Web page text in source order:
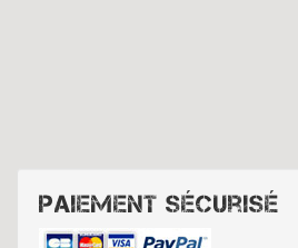
Paiement sécurisé